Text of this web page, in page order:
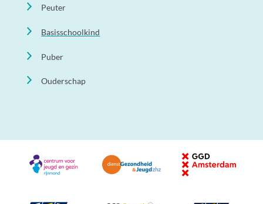
Peuter
Basisschoolkind
Puber
Ouderschap